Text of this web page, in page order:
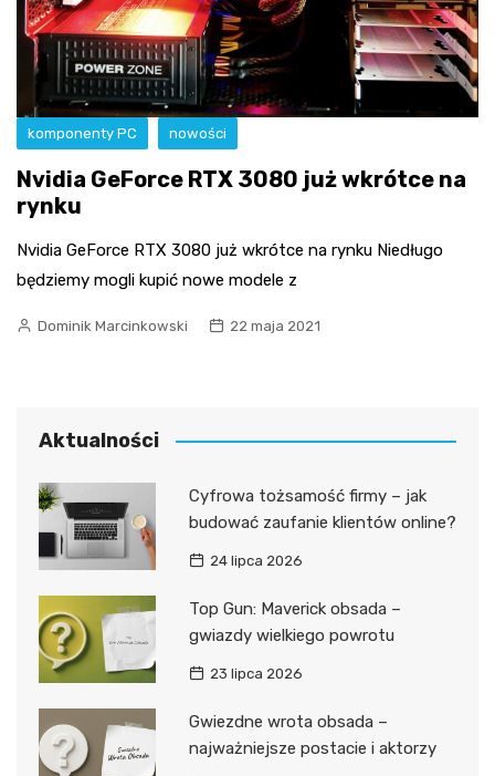
komponenty PC nowości
Nvidia GeForce RTX 3080 już wkrótce na
rynku
Nvidia GeForce RTX 3080 już wkrótce na rynku Niedługo
będziemy mogli kupić nowe modele z
Dominik Marcinkowski 22 maja 2021
Aktualności
Cyfrowa tożsamość firmy – jak
budować zaufanie klientów online?
24 lipca 2026
Top Gun: Maverick obsada –
gwiazdy wielkiego powrotu
23 lipca 2026
Gwiezdne wrota obsada –
najważniejsze postacie i aktorzy